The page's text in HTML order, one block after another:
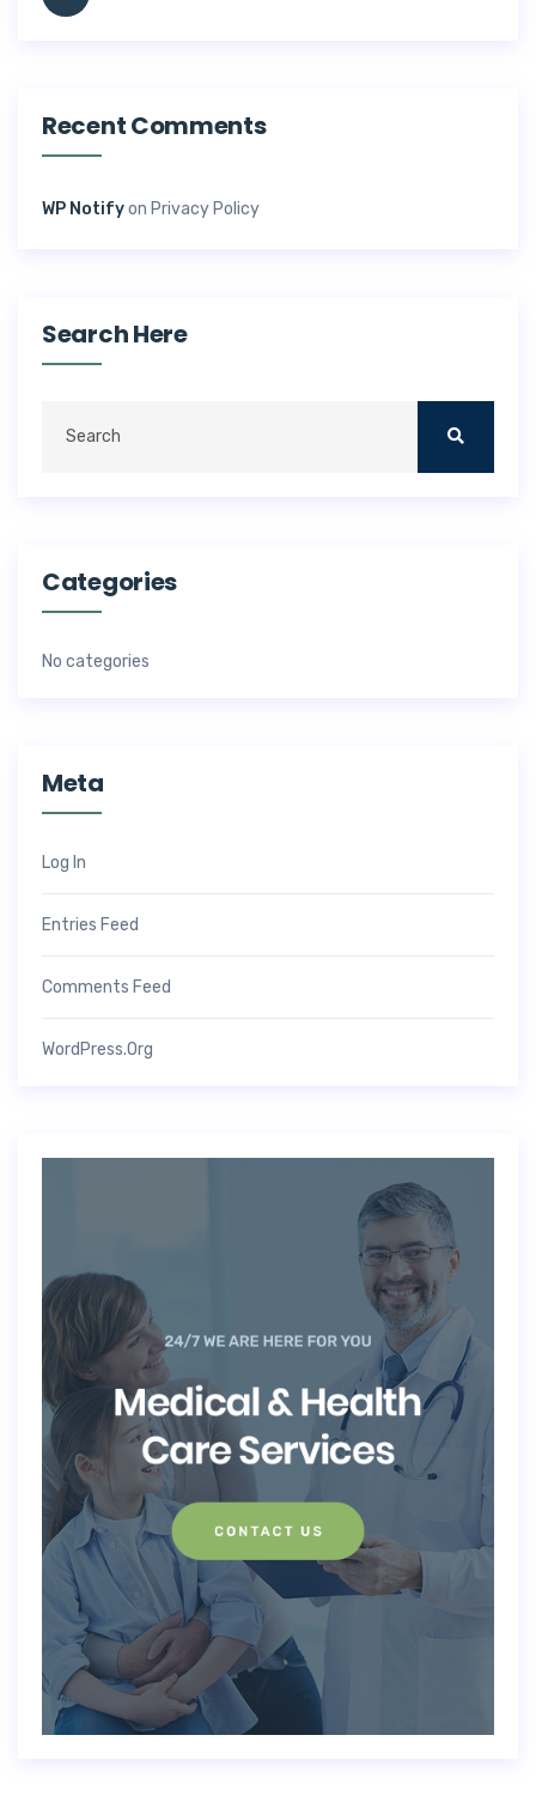
Recent Comments
WP Notifyon Privacy Policy
Search Here
Categories
No categories
Meta
Log In
Entries Feed
Comments Feed
WordPress.org